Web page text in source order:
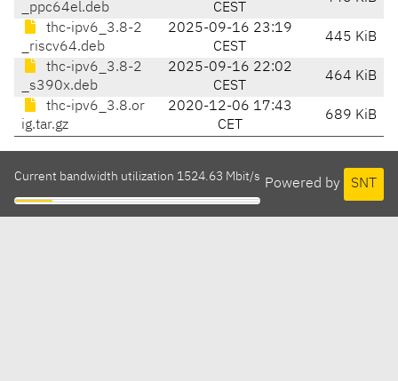
_ppc64el.deb
CEST
thc-ipv6_3.8-2
_riscv64.deb
2025-09-16 23:19
CEST
445 KiB
thc-ipv6_3.8-2
_s390x.deb
2025-09-16 22:02
CEST
464 KiB
thc-ipv6_3.8.or
ig.tar.gz
2020-12-06 17:43
CET
689 KiB
Powered by SNT
Current bandwidth utilization 1524.63 Mbit/s